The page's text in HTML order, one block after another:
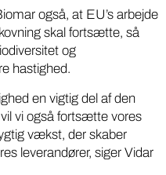
også, at EU’s arbejde
skal fortsætte, så
og
hastighed.
en vigtig del af den
vi også fortsætte vores
vækst, der skaber
leverandører, siger Vidar